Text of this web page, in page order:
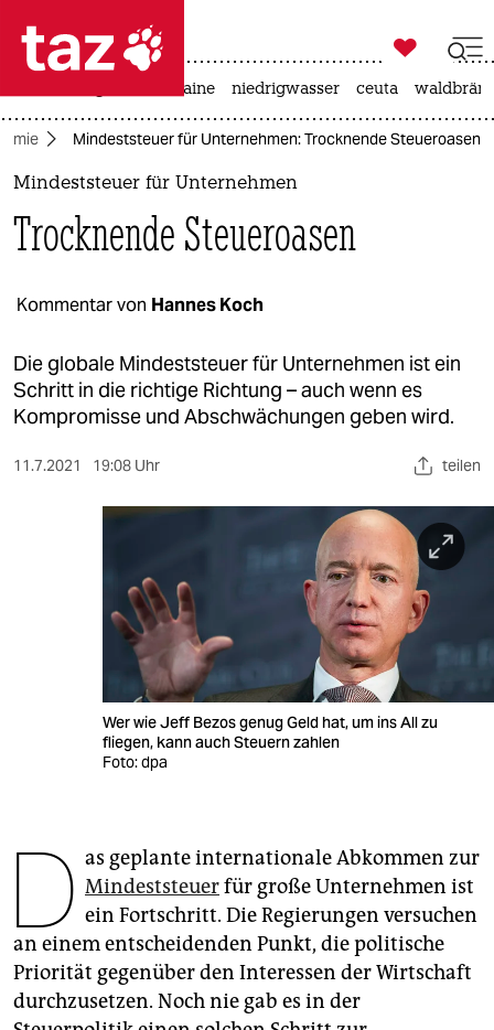
 taz zahl ich
taz zahl ich
politik
öko
gesellschaft
kultur
veranstaltungen
unterstützen
genossenschaft
epaper login

taz zahl ich
krieg in der ukraine niedrigwasser ceuta
Mindeststeuer für Unternehmen: Trocknende Steueroasen
Mindeststeuer für Unternehmen
Trocknende Steueroasen
Kommentar von Hannes Koch
Die globale Mindeststeuer für Unternehmen ist ein
Schritt in die richtige Richtung – auch wenn es
Kompromisse und Abschwächungen geben wird.
11.7.2021 19:08 Uhr teilen
Wer wie Jeff Bezos genug Geld hat, um ins All zu
fliegen, kann auch Steuern zahlen
Foto: dpa
D as geplante internationale Abkommen zur
Mindeststeuerfür große Unternehmen ist
ein Fortschritt. Die Regierungen versuchen
an einem entscheidenden Punkt, die politische
Priorität gegenüber den Interessen der Wirtschaft
durchzusetzen. Noch nie gab es in der